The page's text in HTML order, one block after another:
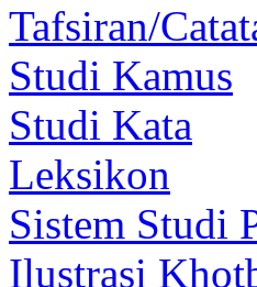
Tafsiran/
Studi Kamus
Studi Kata
Leksikon
Sistem Studi
Ilustrasi